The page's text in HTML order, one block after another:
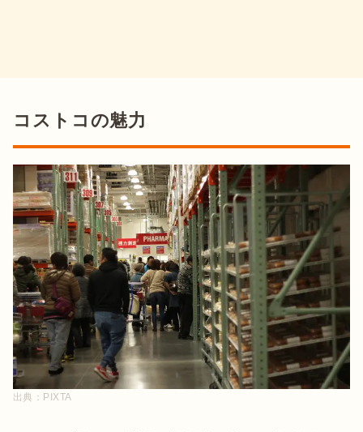
コストコの魅力
出典： PIXTA